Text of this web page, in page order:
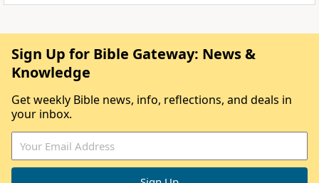
Sign Up for Bible Gateway: News &
Knowledge
Get weekly Bible news, info, reflections, and deals in
your inbox.